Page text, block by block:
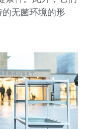
无菌环境的形